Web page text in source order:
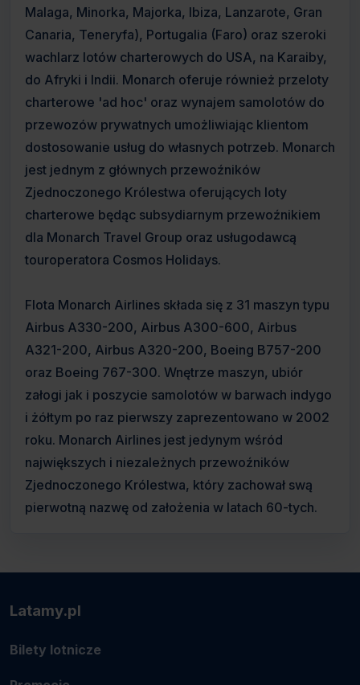
Malaga, Minorka, Majorka, Ibiza, Lanzarote, Gran
Canaria, Teneryfa), Portugalia (Faro) oraz szeroki
wachlarz lotów charterowych do USA, na Karaiby,
do Afryki i Indii. Monarch oferuje również przeloty
charterowe 'ad hoc' oraz wynajem samolotów do
przewozów prywatnych umożliwiając klientom
dostosowanie usług do własnych potrzeb. Monarch
jest jednym z głównych przewoźników
Zjednoczonego Królestwa oferujących loty
charterowe będąc subsydiarnym przewoźnikiem
dla Monarch Travel Group oraz usługodawcą
touroperatora Cosmos Holidays.
Flota Monarch Airlines składa się z 31 maszyn typu
Airbus A330-200, Airbus A300-600, Airbus
A321-200, Airbus A320-200, Boeing B757-200
oraz Boeing 767-300. Wnętrze maszyn, ubiór
załogi jak i poszycie samolotów w barwach indygo
i żółtym po raz pierwszy zaprezentowano w 2002
roku. Monarch Airlines jest jedynym wśród
największych i niezależnych przewoźników
Zjednoczonego Królestwa, który zachował swą
pierwotną nazwę od założenia w latach 60-tych.
Latamy.pl
Bilety lotnicze